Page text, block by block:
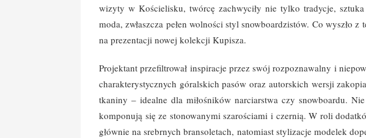
wizyty w Kościelisku, twórcę zachwyciły nie tylko tradycje,
moda, zwłaszcza pełen wolności styl snowboardzistów. Co wyszło
na prezentacji nowej kolekcji Kupisza.
Projektant przefiltrował inspiracje przez swój rozpoznawalny i
charakterystycznych góralskich pasów oraz autorskich wersji
tkaniny – idealne dla miłośników narciarstwa czy snowboardu.
komponują się ze stonowanymi szarościami i czernią. W roli
głównie na srebrnych bransoletach, natomiast stylizacje modelek